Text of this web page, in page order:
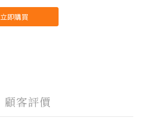
立即購買
顧客評價